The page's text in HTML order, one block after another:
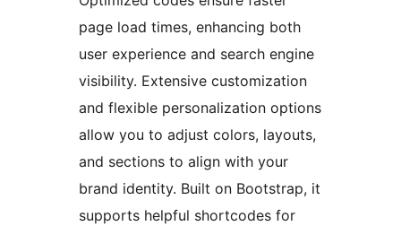
page load times, enhancing both
user experience and search engine
visibility. Extensive customization
and flexible personalization options
allow you to adjust colors, layouts,
and sections to align with your
brand identity. Built on Bootstrap, it
supports helpful shortcodes for